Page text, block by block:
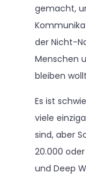
gemacht,
der Nicht-
Menschen
bleiben
Es ist
viele
sind, aber
20.000
und Deep